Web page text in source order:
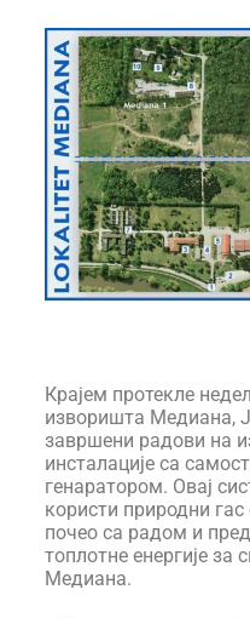
Крајем протекле
изворишта Медиана,
завршени радови на
инсталације са
генаратором. Овај
користи природни
почео са радом и
топлотне енергије за
Медиана.